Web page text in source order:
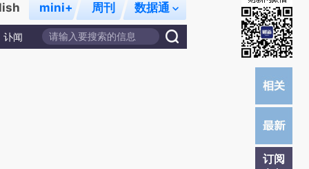
mini+ 周刊 数据通
讣闻
订阅